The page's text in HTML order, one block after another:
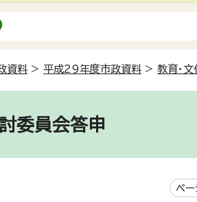
資料 > 平成29年度市政資料 > 教育・文
委員会答申
ペ